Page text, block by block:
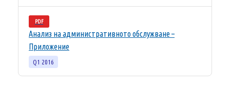
PDF
Анализ на административното обслужване –
Приложение
Q1 2016